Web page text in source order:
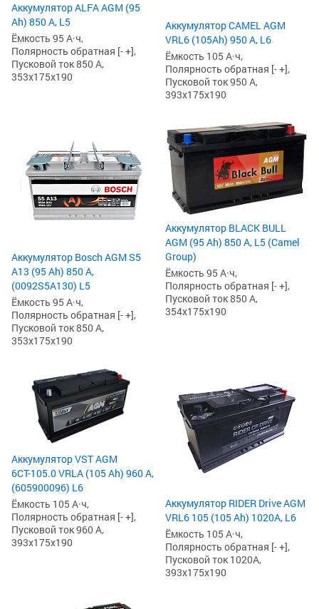
Аккумулятор ALFA AGM (95
Ah) 850 А, L5
Ёмкость 95 А·ч,
Полярность обратная [- +],
Пусковой ток 850 А,
353x175x190
Аккумулятор CAMEL AGM
VRL6 (105Ah) 950 А, L6
Ёмкость 105 А·ч,
Полярность обратная [- +],
Пусковой ток 950 А,
393x175x190
Аккумулятор Bosch AGM S5
А13 (95 Ah) 850 А,
(0092S5A130) L5
Ёмкость 95 А·ч,
Полярность обратная [- +],
Пусковой ток 850 А,
353x175x190
Аккумулятор BLACK BULL
AGM (95 Ah) 850 А, L5 (Camel
Group)
Ёмкость 95 А·ч,
Полярность обратная [- +],
Пусковой ток 850 А,
354x175x190
Аккумулятор VST AGM
6СТ-105.0 VRLA (105 Ah) 960 А,
(605900096) L6
Ёмкость 105 А·ч,
Полярность обратная [- +],
Пусковой ток 960 А,
393x175x190
Аккумулятор RIDER Drive AGM
VRL6 105 (105 Ah) 1020А, L6
Ёмкость 105 А·ч,
Полярность обратная [- +],
Пусковой ток 1020А,
393x175x190